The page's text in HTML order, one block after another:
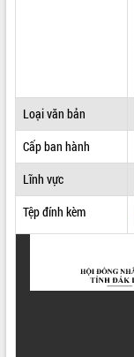
Loại văn bản
Cấp ban hành
Lĩnh vực
Tệp đính kèm